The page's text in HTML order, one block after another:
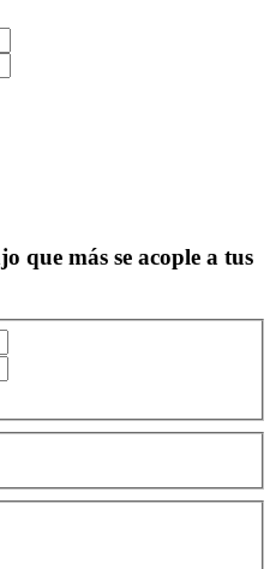
que más se acople a tus